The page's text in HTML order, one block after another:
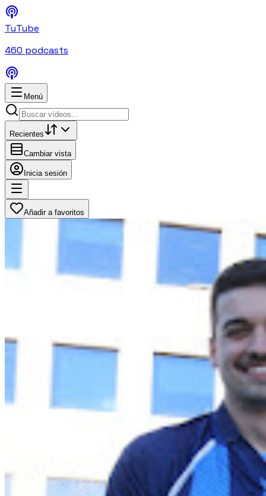
TuTube
460 podcasts
Menú
Recientes
Cambiar vista
Inicia sesión
Añadir a favoritos